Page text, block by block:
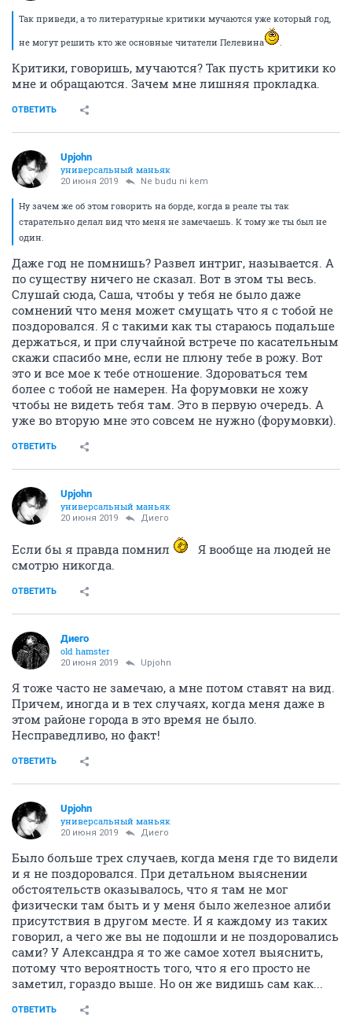
Так приведи, а то литературные критики мучаются уже который год,
не могут решить кто же основные читатели Пелевина
Критики, говоришь, мучаются? Так пусть критики ко
мне и обращаются. Зачем мне лишняя прокладка.
ОТВЕТИТЬ
Upjohn
универсальный маньяк
20 июня 2019 Ne budu ni kem
Ну зачем же об этом говорить на борде, когда в реале ты так
старательно делал вид что меня не замечаешь. К тому же ты был не
один.
Даже год не помнишь? Развел интриг, называется. А
по существу ничего не сказал. Вот в этом ты весь.
Слушай сюда, Саша, чтобы у тебя не было даже
сомнений что меня может смущать что я с тобой не
поздоровался. Я с такими как ты стараюсь подальше
держаться, и при случайной встрече по касательным
скажи спасибо мне, если не плюну тебе в рожу. Вот
это и все мое к тебе отношение. Здороваться тем
более с тобой не намерен. На форумовки не хожу
чтобы не видеть тебя там. Это в первую очередь. А
уже во вторую мне это совсем не нужно (форумовки).
ОТВЕТИТЬ
Upjohn
универсальный маньяк
20 июня 2019 Диего
Если бы я правда помнил
Я вообще на людей не
смотрю никогда.
ОТВЕТИТЬ
Диего
old hamster
20 июня 2019 Upjohn
Я тоже часто не замечаю, а мне потом ставят на вид.
Причем, иногда и в тех случаях, когда меня даже в
этом районе города в это время не было.
Несправедливо, но факт!
ОТВЕТИТЬ
Upjohn
универсальный маньяк
20 июня 2019 Диего
Было больше трех случаев, когда меня где то видели
и я не поздоровался. При детальном выяснении
обстоятельств оказывалось, что я там не мог
физически там быть и у меня было железное алиби
присутствия в другом месте. И я каждому из таких
говорил, а чего же вы не подошли и не поздоровались
сами? У Александра я то же самое хотел выяснить,
потому что вероятность того, что я его просто не
заметил, гораздо выше. Но он же видишь сам как...
ОТВЕТИТЬ